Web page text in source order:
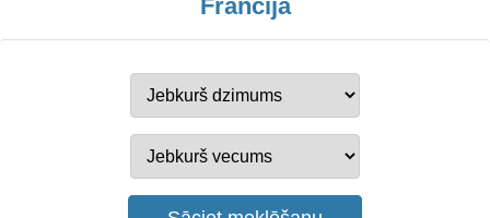
Francija